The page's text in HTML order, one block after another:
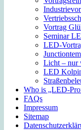
Vortrag
Seminar
LED-
Licht – nur
LED
Who is „LED-
FAQs
Impressum
Sitemap